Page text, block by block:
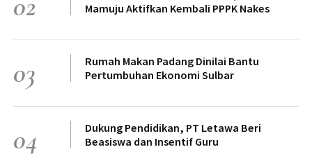
Mamuju Aktifkan Kembali PPPK Nakes
03
Rumah Makan Padang Dinilai Bantu
Pertumbuhan Ekonomi Sulbar
04
Dukung Pendidikan, PT Letawa Beri
Beasiswa dan Insentif Guru